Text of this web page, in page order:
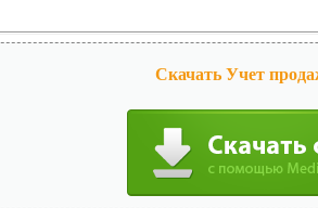
Скачать Учет